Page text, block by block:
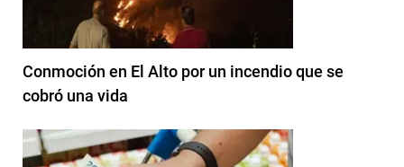
Conmoción en El Alto por un incendio que se
cobró una vida